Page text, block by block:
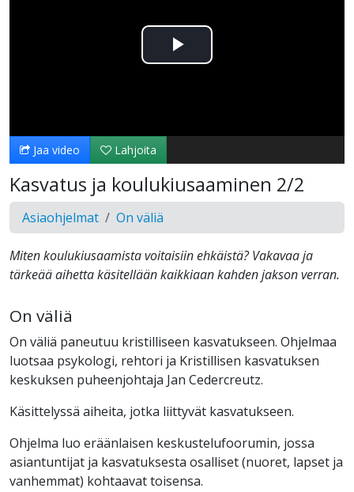
Toista
Jaa video Lahjoita
Kasvatus ja koulukiusaaminen 2/2
Asiaohjelmat On väliä
Miten koulukiusaamista voitaisiin ehkäistä? Vakavaa ja
tärkeää aihetta käsitellään kaikkiaan kahden jakson verran.
On väliä
On väliä paneutuu kristilliseen kasvatukseen. Ohjelmaa
luotsaa psykologi, rehtori ja Kristillisen kasvatuksen
keskuksen puheenjohtaja Jan Cedercreutz.
Käsittelyssä aiheita, jotka liittyvät kasvatukseen.
Ohjelma luo eräänlaisen keskustelufoorumin, jossa
asiantuntijat ja kasvatuksesta osalliset (nuoret, lapset ja
vanhemmat) kohtaavat toisensa.